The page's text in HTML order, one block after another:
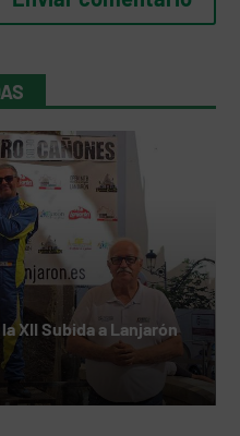
XII Subida a Lanjarón